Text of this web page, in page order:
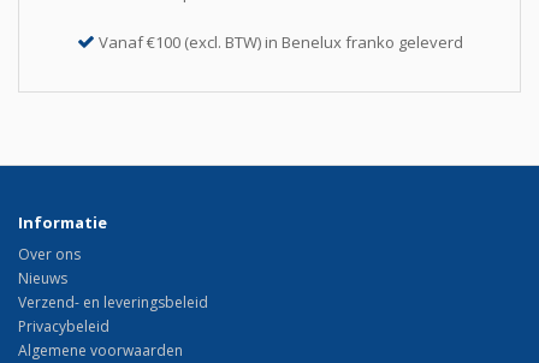
Vanaf €100 (excl. BTW) in Benelux franko geleverd
Informatie
Over ons
Nieuws
Verzend- en leveringsbeleid
Privacybeleid
Algemene voorwaarden